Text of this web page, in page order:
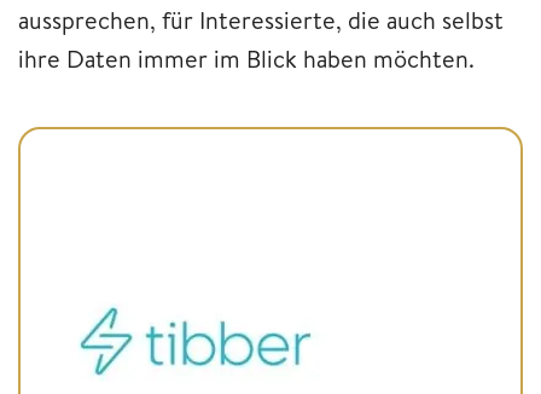
aussprechen, für Interessierte, die auch selbst
ihre Daten immer im Blick haben möchten.